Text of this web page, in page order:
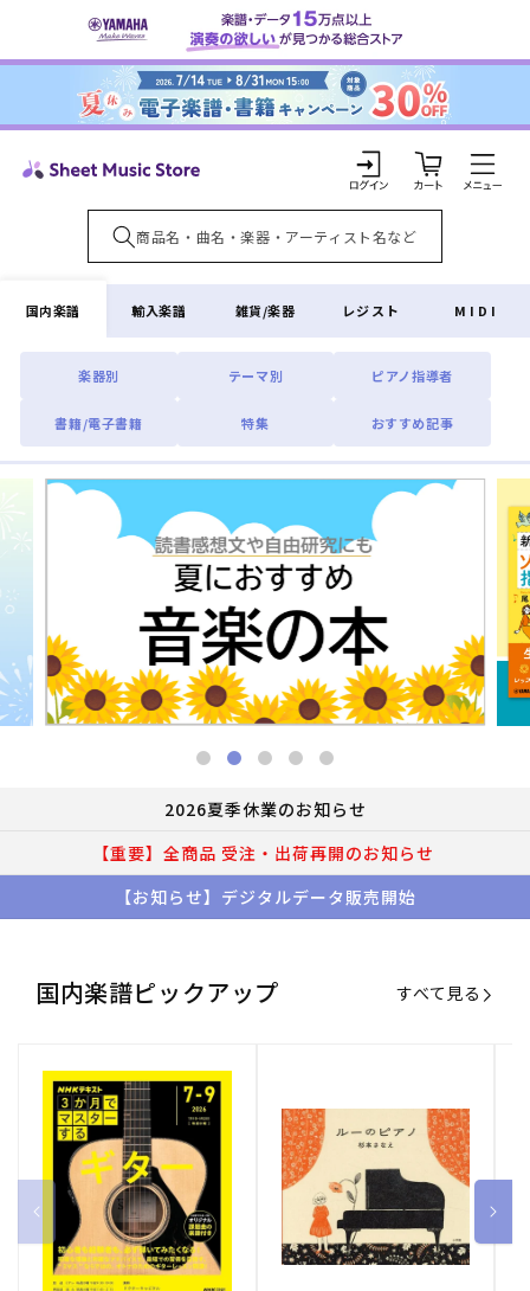
ンツに
ロ
グ
イ
ン
カ
ー
ト
国内楽譜
楽器別 テーマ別 ピアノ指導者
書籍/電子書籍 特集 おすすめ記事
輸入楽譜 雑貨/楽器 レジスト MIDI
2026夏季休業のお知らせ
【重要】全商品 受注・出荷再開のお知らせ
【お知らせ】デジタルデータ販売開始
国内楽譜ピックアップ すべて見る